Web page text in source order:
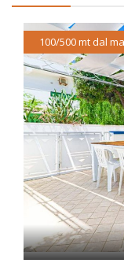
100/500 mt dal